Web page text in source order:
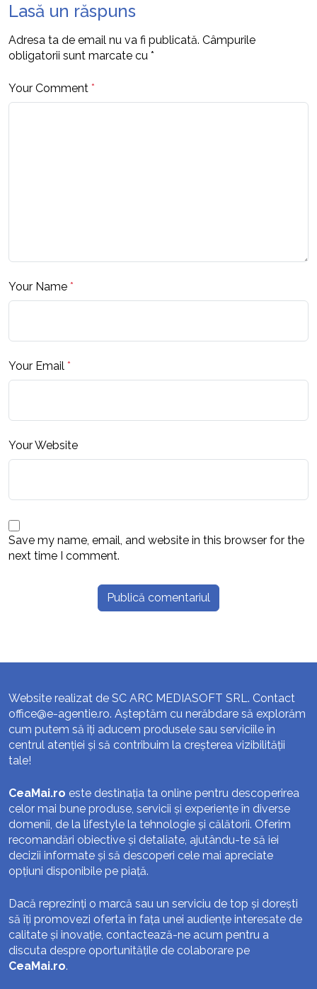
Lasă un răspuns
Adresa ta de email nu va fi publicată. Câmpurile
obligatorii sunt marcate cu *
Your Comment *
Your Name *
Your Email *
Your Website
Save my name, email, and website in this browser for the
next time I comment.
Website realizat de SC ARC MEDIASOFT SRL. Contact
office@e-agentie.ro. Așteptăm cu nerăbdare să explorăm
cum putem să îți aducem produsele sau serviciile în
centrul atenției și să contribuim la creșterea vizibilității
tale!
CeaMai.ro este destinația ta online pentru descoperirea
celor mai bune produse, servicii și experiențe în diverse
domenii, de la lifestyle la tehnologie și călătorii. Oferim
recomandări obiective și detaliate, ajutându-te să iei
decizii informate și să descoperi cele mai apreciate
opțiuni disponibile pe piață.
Dacă reprezinți o marcă sau un serviciu de top și dorești
să îți promovezi oferta în fața unei audiențe interesate de
calitate și inovație, contactează-ne acum pentru a
discuta despre oportunitățile de colaborare pe
CeaMai.ro.